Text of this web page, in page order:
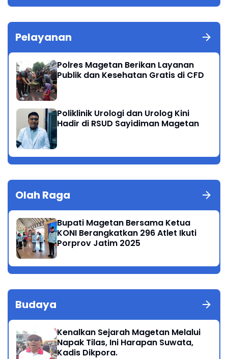
Pelayanan
Polres Magetan Berikan Layanan
Publik dan Kesehatan Gratis di CFD
Poliklinik Urologi dan Urolog Kini
Hadir di RSUD Sayidiman Magetan
Olah Raga
Bupati Magetan Bersama Ketua
KONI Berangkatkan 296 Atlet Ikuti
Porprov Jatim 2025
Budaya
Kenalkan Sejarah Magetan Melalui
Napak Tilas, Ini Harapan Suwata,
Kadis Dikpora.